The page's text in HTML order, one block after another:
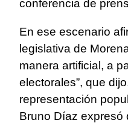
conferencia de
En ese escenario
legislativa de
manera artificial, a
electorales”, que
representación
Bruno Díaz expresó